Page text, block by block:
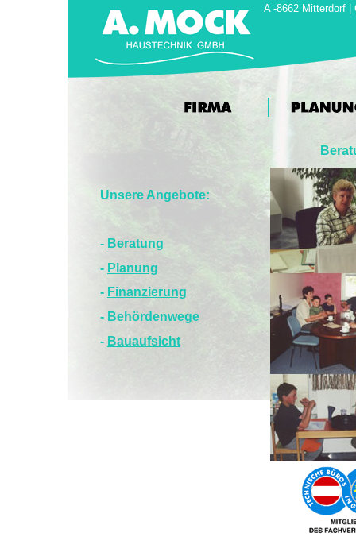
A -8662 Mitterdorf |
Unsere Angebote:
- Beratung
- Planung
- Finanzierung
- Behördenwege
- Bauaufsicht